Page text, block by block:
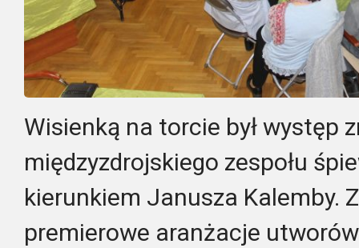
Wisienką na torcie był występ
międzyzdrojskiego zespołu
kierunkiem Janusza Kalemby.
premierowe aranżacje